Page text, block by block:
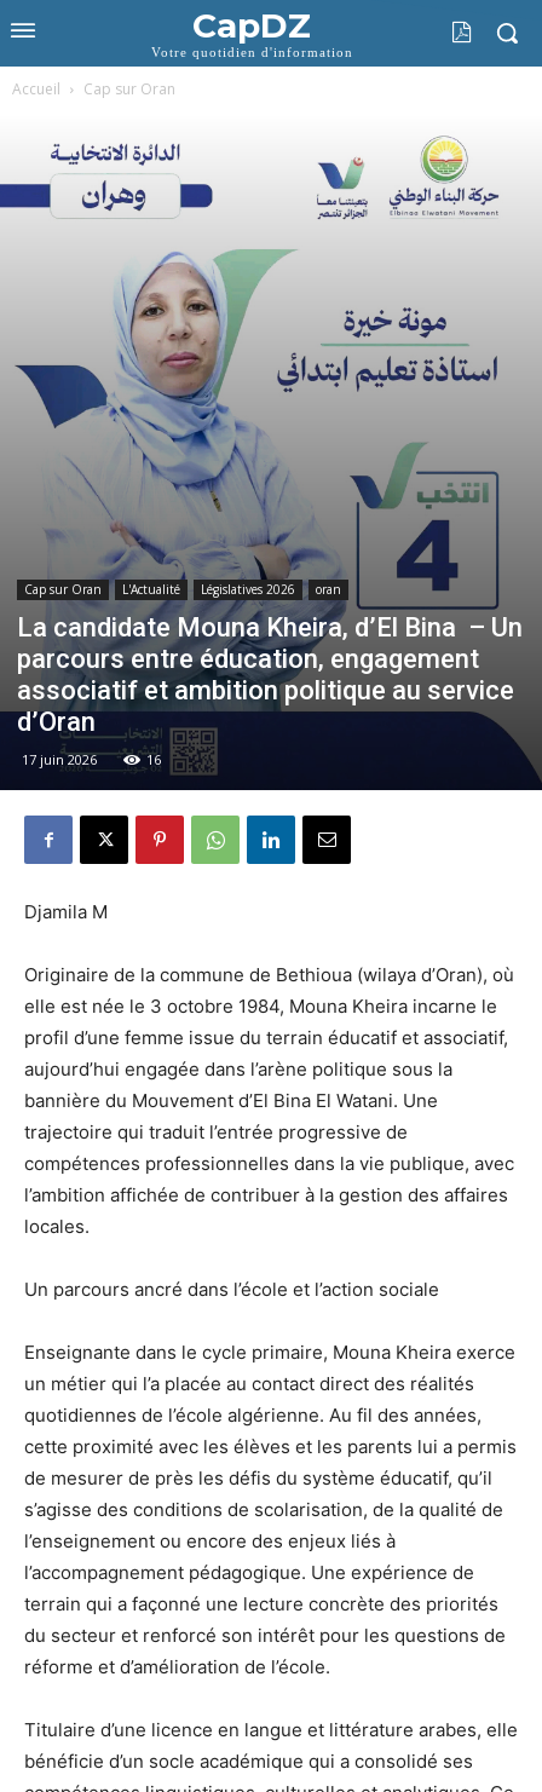
CapDZ
Votre quotidien d'information
Accueil Cap sur Oran
Cap sur Oran L'Actualité Législatives 2026 oran
La candidate Mouna Kheira, d’El Bina – Un
parcours entre éducation, engagement
associatif et ambition politique au service
d’Oran
17 juin 2026 16
Djamila M
Originaire de la commune de Bethioua (wilaya d’Oran), où
elle est née le 3 octobre 1984, Mouna Kheira incarne le
profil d’une femme issue du terrain éducatif et associatif,
aujourd’hui engagée dans l’arène politique sous la
bannière du Mouvement d’El Bina El Watani. Une
trajectoire qui traduit l’entrée progressive de
compétences professionnelles dans la vie publique, avec
l’ambition affichée de contribuer à la gestion des affaires
locales.
Un parcours ancré dans l’école et l’action sociale
Enseignante dans le cycle primaire, Mouna Kheira exerce
un métier qui l’a placée au contact direct des réalités
quotidiennes de l’école algérienne. Au fil des années,
cette proximité avec les élèves et les parents lui a permis
de mesurer de près les défis du système éducatif, qu’il
s’agisse des conditions de scolarisation, de la qualité de
l’enseignement ou encore des enjeux liés à
l’accompagnement pédagogique. Une expérience de
terrain qui a façonné une lecture concrète des priorités
du secteur et renforcé son intérêt pour les questions de
réforme et d’amélioration de l’école.
Titulaire d’une licence en langue et littérature arabes, elle
bénéficie d’un socle académique qui a consolidé ses